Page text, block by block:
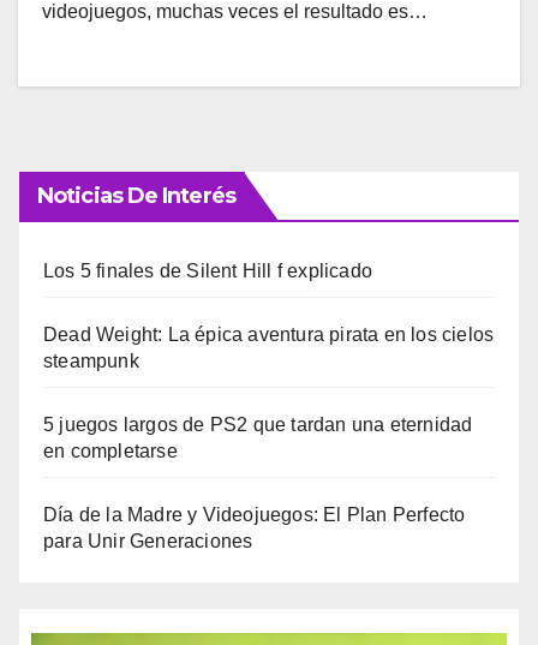
videojuegos, muchas veces el resultado es…
Noticias De Interés
Los 5 finales de Silent Hill f explicado
Dead Weight: La épica aventura pirata en los cielos
steampunk
5 juegos largos de PS2 que tardan una eternidad
en completarse
Día de la Madre y Videojuegos: El Plan Perfecto
para Unir Generaciones